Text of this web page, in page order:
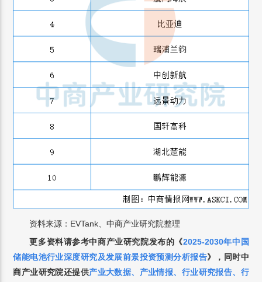
资料来源：EVTank、中商产业研究院整理
更多资料请参考中商产业研究院发布的《2025-2030年中国
储能电池行业深度研究及发展前景投资预测分析报告》， 同时中
商产业研究院还提供产业大数据、 产业情报、 行业研究报告、 行